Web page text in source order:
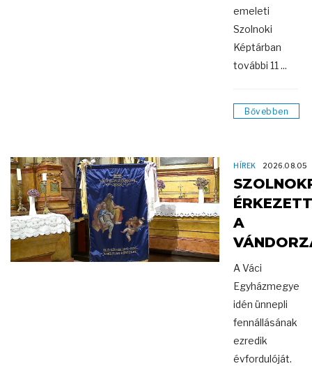
emeleti
Szolnoki
Képtárban
további 11 ...
Bővebben
HÍREK 2026.08.05
ÉRKEZETT
A
A Váci
Egyházmegye
idén ünnepli
fennállásának
ezredik
évfordulóját.